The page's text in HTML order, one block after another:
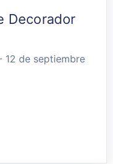
Decorador
12 de septiembre